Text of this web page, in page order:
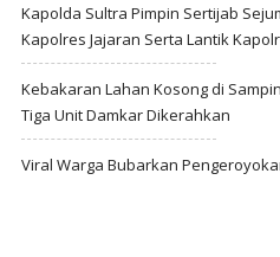
Kapolda Sultra Pimpin Sertijab
Kapolres Jajaran Serta Lantik
Kebakaran Lahan Kosong di
Tiga Unit Damkar Dikerahkan
Viral Warga Bubarkan